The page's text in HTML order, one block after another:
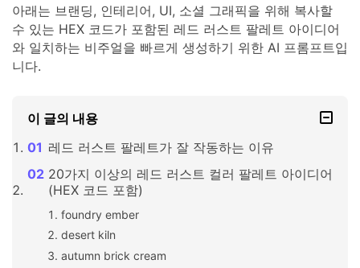
아래는 브랜딩, 인테리어, UI, 소셜 그래픽을 위해 복사할
수 있는 HEX 코드가 포함된 레드 러스트 팔레트 아이디어
와 일치하는 비주얼을 빠르게 생성하기 위한 AI 프롬프트입
니다.
이 글의 내용
레드 러스트 팔레트가 잘 작동하는 이유
20가지 이상의 레드 러스트 컬러 팔레트 아이디어
(HEX 코드 포함)
foundry ember
desert kiln
autumn brick cream